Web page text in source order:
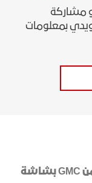
مشاركة
بمعلومات
نظام المعلومات والترفيه الممتاز من GMC بشاشة